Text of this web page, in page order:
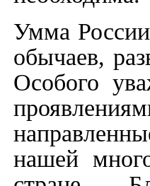
Умма
обычаев,
Особого
нашей